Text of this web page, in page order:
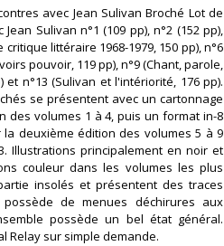
avec Jean Sulivan Broché Lot de
Sulivan n°1 (109 pp), n°2 (152 pp),
critique littéraire 1968-1979, 150 pp), n°6
pouvoir, 119 pp), n°9 (Chant, parole,
et n°13 (Sulivan et l'intériorité, 176 pp).
se présentent avec un cartonnage
des volumes 1 à 4, puis un format in-8
deuxième édition des volumes 5 à 9
Illustrations principalement en noir et
couleur dans les volumes les plus
insolés et présentent des traces
de menues déchirures aux
possède un bel état général.
Relay sur simple demande.‎